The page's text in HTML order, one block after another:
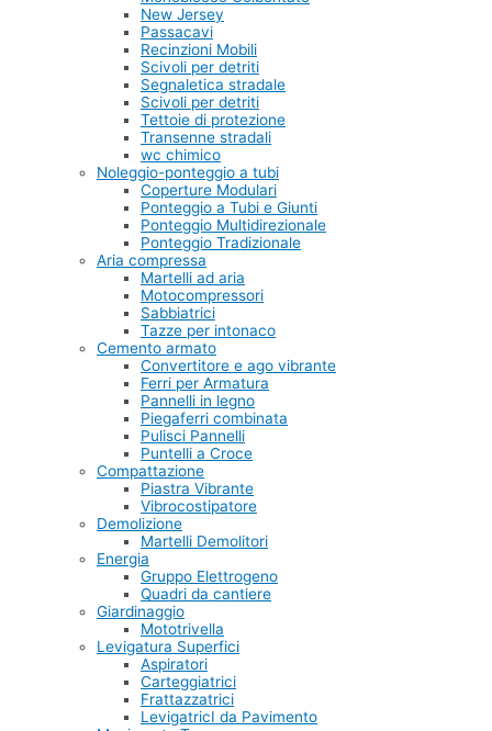
New Jersey
Passacavi
Recinzioni Mobili
Scivoli per detriti
Segnaletica stradale
Scivoli per detriti
Tettoie di protezione
Transenne stradali
wc chimico
Noleggio-ponteggio a tubi
Coperture Modulari
Ponteggio a Tubi e Giunti
Ponteggio Multidirezionale
Ponteggio Tradizionale
Aria compressa
Martelli ad aria
Motocompressori
Sabbiatrici
Tazze per intonaco
Cemento armato
Convertitore e ago vibrante
Ferri per Armatura
Pannelli in legno
Piegaferri combinata
Pulisci Pannelli
Puntelli a Croce
Compattazione
Piastra Vibrante
Vibrocostipatore
Demolizione
Martelli Demolitori
Energia
Gruppo Elettrogeno
Quadri da cantiere
Giardinaggio
Mototrivella
Levigatura Superfici
Aspiratori
Carteggiatrici
Frattazzatrici
LevigatricI da Pavimento